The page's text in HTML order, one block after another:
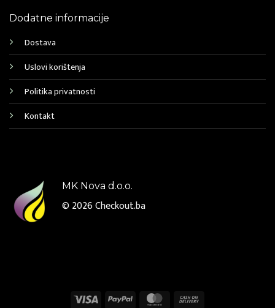
Dodatne informacije
Dostava
Uslovi korištenja
Politika privatnosti
Kontakt
MK Nova d.o.o.
© 2026Checkout.ba